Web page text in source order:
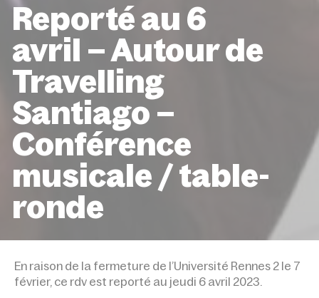
Reporté au 6
avril – Autour de
Travelling
Santiago –
Conférence
musicale / table-
ronde
ACCUEIL ÉVÉNEMENTS
REPORTÉ AU 6 AVRIL –
RONDE
En raison de la fermeture de l’Université Rennes 2 le 7
février, ce rdv est reporté au jeudi 6 avril 2023.